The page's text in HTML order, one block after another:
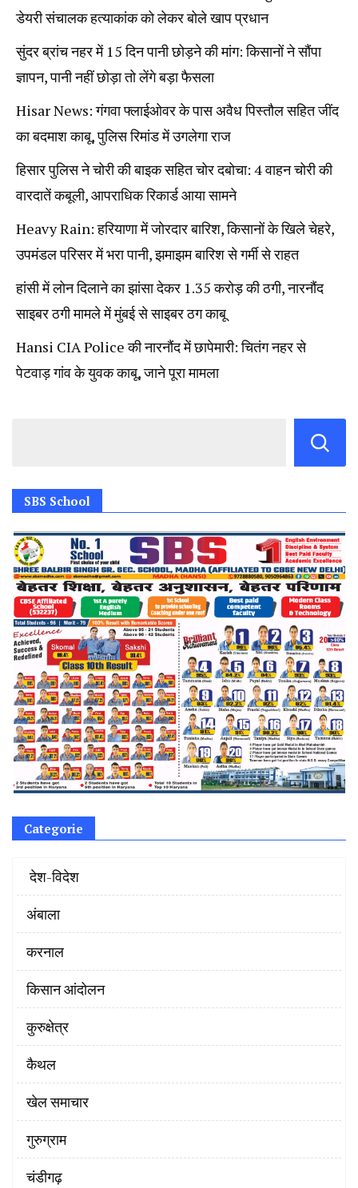
डेयरी संचालक हत्याकांक को लेकर बोले खाप प्रधान
सुंदर ब्रांच नहर में 15 दिन पानी छोड़ने की मांग: किसानों ने सौंपा
ज्ञापन, पानी नहीं छोड़ा तो लेंगे बड़ा फैसला
Hisar News: गंगवा फ्लाईओवर के पास अवैध पिस्तौल सहित जींद
का बदमाश काबू, पुलिस रिमांड में उगलेगा राज
हिसार पुलिस ने चोरी की बाइक सहित चोर दबोचा: 4 वाहन चोरी की
वारदातें कबूली, आपराधिक रिकार्ड आया सामने
Heavy Rain: हरियाणा में जोरदार बारिश, किसानों के खिले चेहरे,
उपमंडल परिसर में भरा पानी, झमाझम बारिश से गर्मी से राहत
हांसी में लोन दिलाने का झांसा देकर 1.35 करोड़ की ठगी, नारनौंद
साइबर ठगी मामले में मुंबई से साइबर ठग काबू
Hansi CIA Police की नारनौंद में छापेमारी: चितंग नहर से
पेटवाड़ गांव के युवक काबू, जाने पूरा मामला
SBS School
Categorie
‌ देश-विदेश
अंबाला
करनाल
किसान आंदोलन
कुरुक्षेत्र
कैथल
खेल समाचार
गुरुग्राम
चंडीगढ़